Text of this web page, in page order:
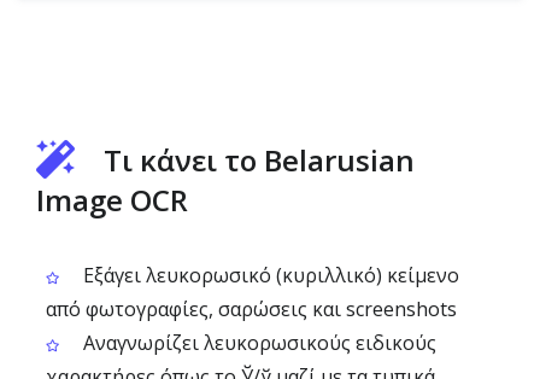
Τι κάνει το Belarusian
Image OCR
Εξάγει λευκορωσικό (κυριλλικό) κείμενο
από φωτογραφίες, σαρώσεις και screenshots
Αναγνωρίζει λευκορωσικούς ειδικούς